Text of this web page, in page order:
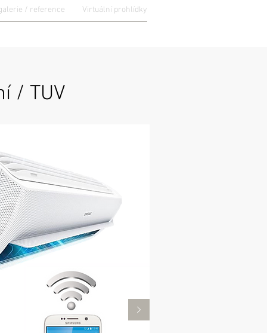
/ reference Virtuální prohlídky
/ TUV